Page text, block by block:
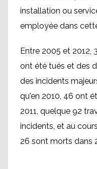
installation ou
employée dans
Entre 2005 et 2012,
ont été tués et des
des incidents
qu'en 2010, 46 ont
2011, quelque 92
incidents, et au
26 sont morts dans